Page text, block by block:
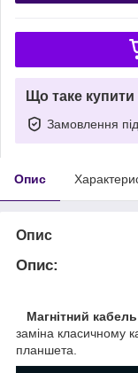
Що таке
Замовлення
Опис
Опис
Опис:
Магнітний
заміна класичному
планшета.